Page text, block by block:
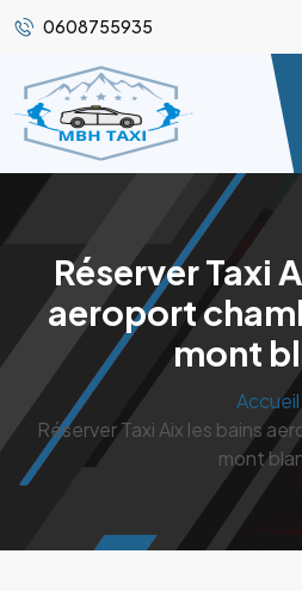
0608755935
Réserver Taxi
aeroport
mont
Accueil
Réserver Taxi Aix les bains
mont